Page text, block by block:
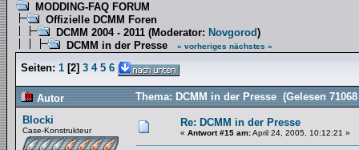
MODDING-FAQ FORUM
Offizielle DCMM Foren
DCMM 2004 - 2011 (Moderator: Novgorod)
DCMM in der Presse
« vorheriges nächstes »
Seiten: 1 [2] 3 4 5 6
Autor
Thema: DCMM in der Presse (Gelesen
Blocki
Case-Konstrukteur
Re: DCMM in der Presse
« Antwort #15 am:April 24, 2005, 10:12:21 »